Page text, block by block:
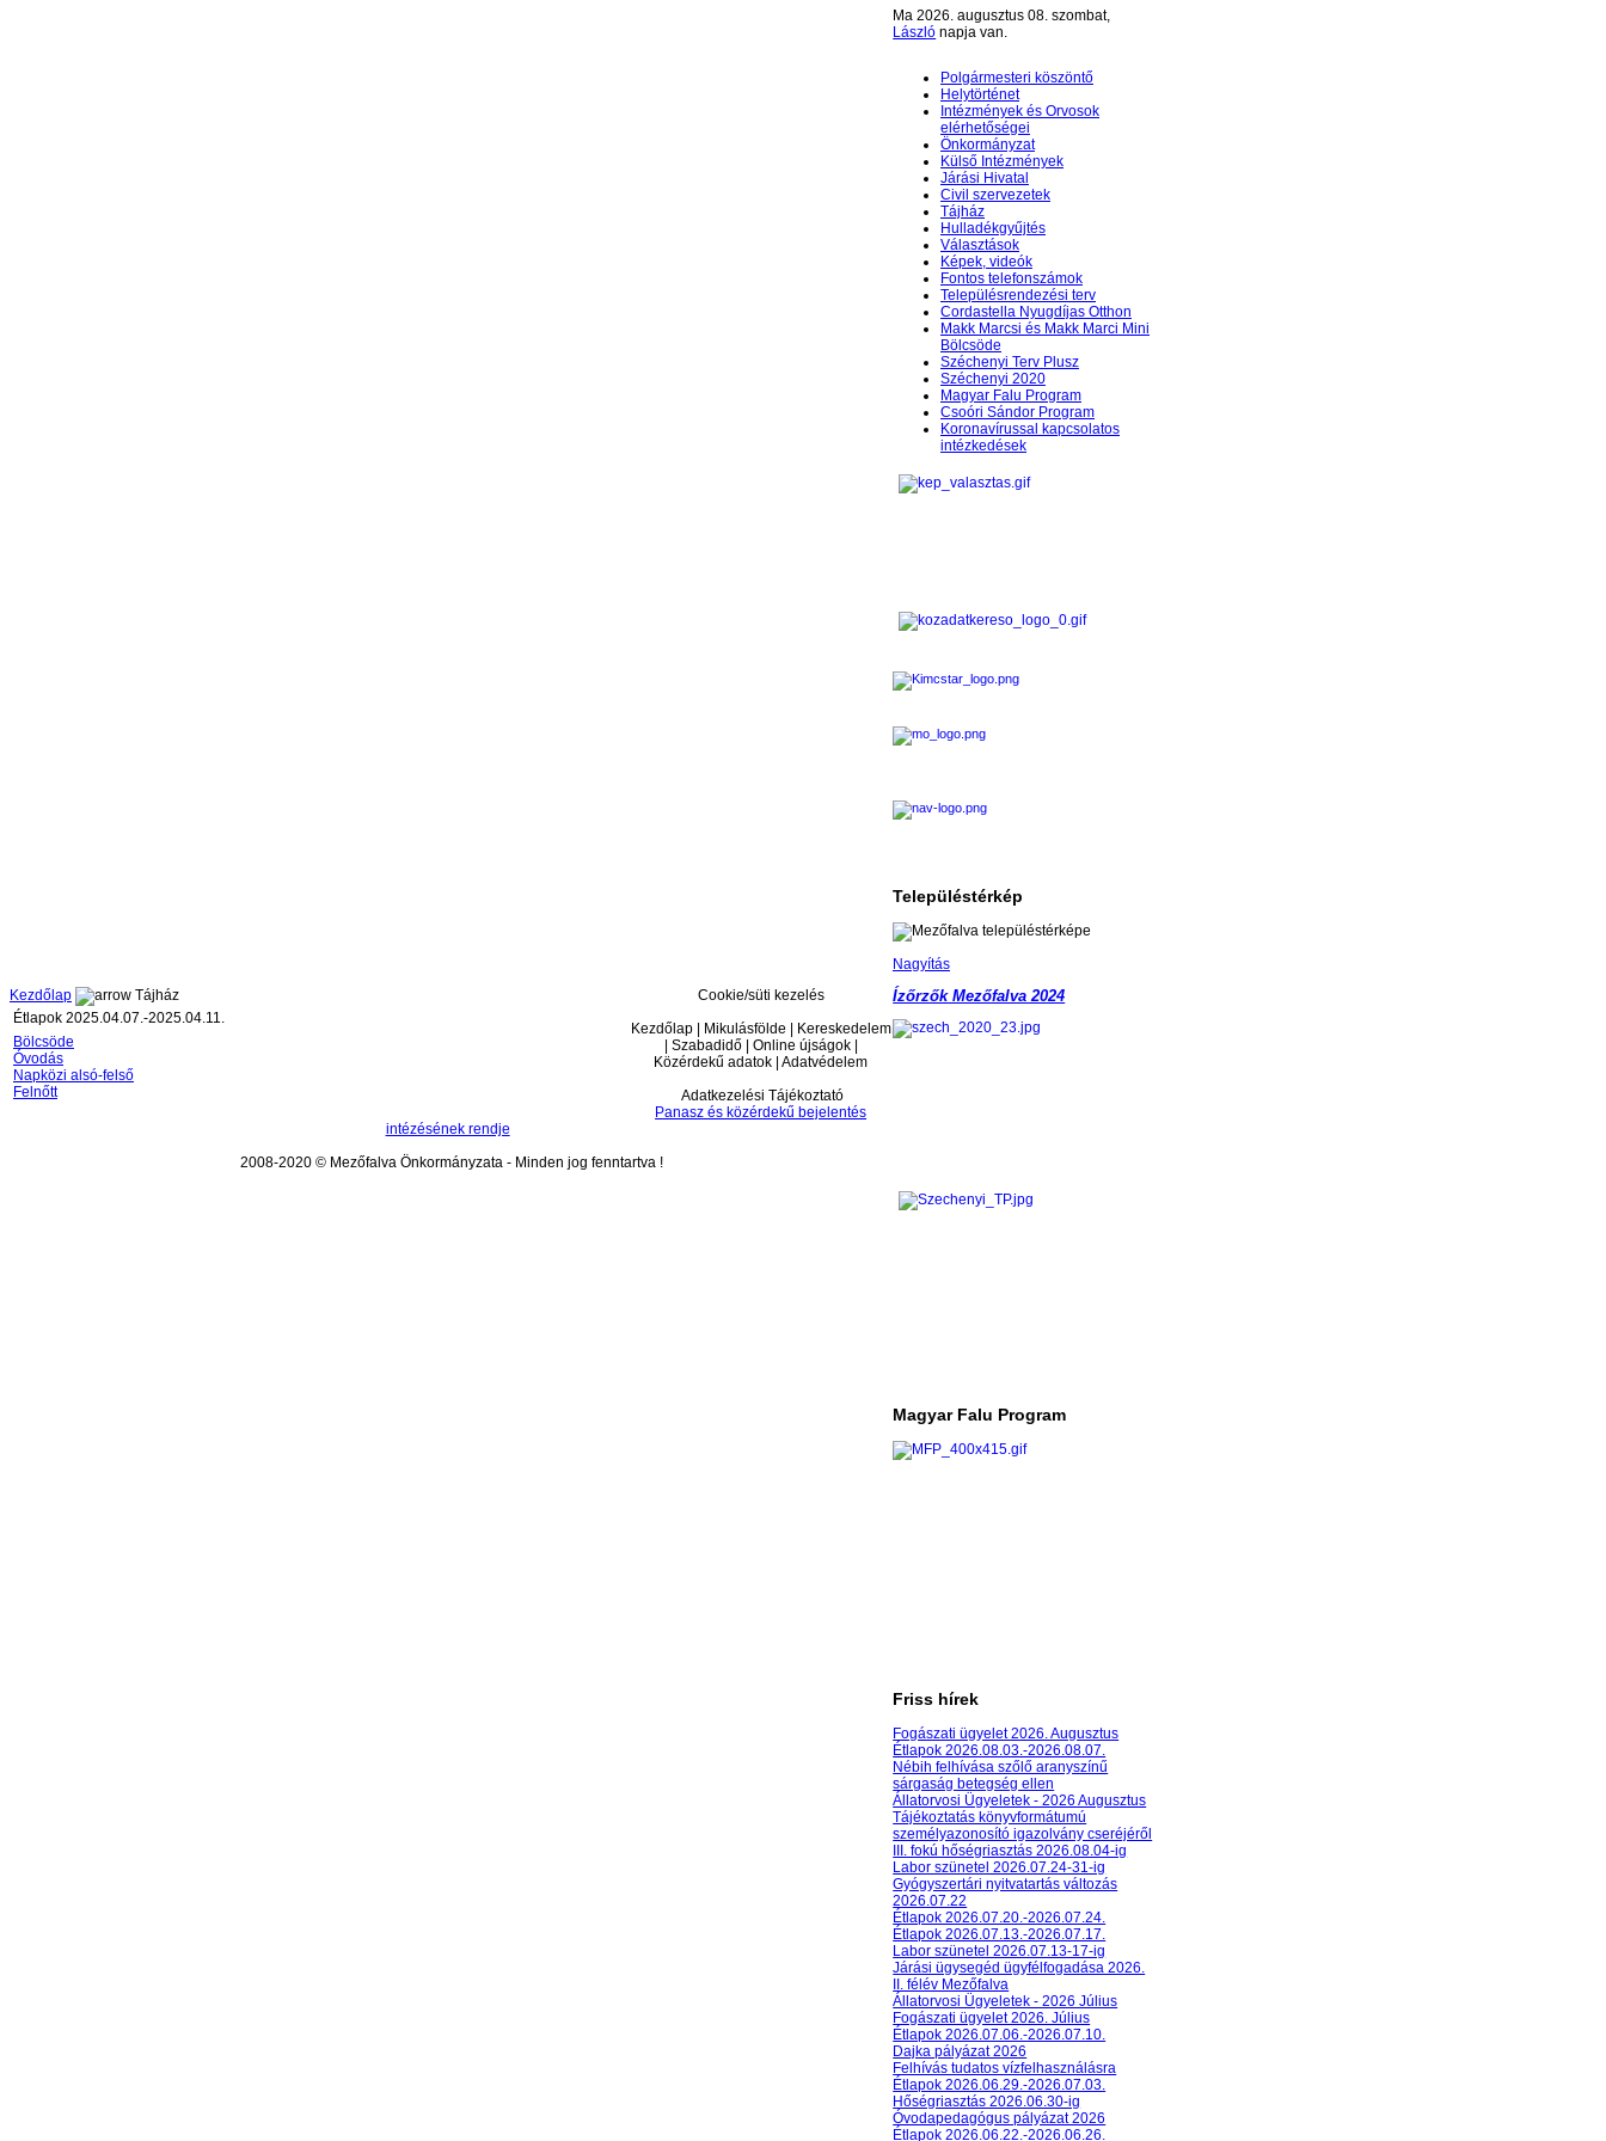
Ma 2026. augusztus 08. szombat,
László napja van.
Polgármesteri köszöntő
Helytörténet
Intézmények és Orvosok
elérhetőségei
Önkormányzat
Külső Intézmények
Járási Hivatal
Civil szervezetek
Tájház
Hulladékgyűjtés
Választások
Képek, videók
Fontos telefonszámok
Településrendezési terv
Cordastella Nyugdíjas Otthon
Makk Marcsi és Makk Marci Mini
Bölcsöde
Széchenyi Terv Plusz
Széchenyi 2020
Magyar Falu Program
Csoóri Sándor Program
Koronavírussal kapcsolatos
intézkedések
Településtérkép
Nagyítás
Kezdőlap
Tájház
Étlapok 2025.04.07.-2025.04.11.
Bölcsöde
Óvodás
Napközi alsó-felső
Felnőtt
Ízőrzők Mezőfalva 2024
Magyar Falu Program
Friss hírek
Fogászati ügyelet 2026. Augusztus
Étlapok 2026.08.03.-2026.08.07.
Nébih felhívása szőlő aranyszínű
sárgaság betegség ellen
Állatorvosi Ügyeletek - 2026 Augusztus
Tájékoztatás könyvformátumú
személyazonosító igazolvány cseréjéről
III. fokú hőségriasztás 2026.08.04-ig
Labor szünetel 2026.07.24-31-ig
Gyógyszertári nyitvatartás változás
2026.07.22
Étlapok 2026.07.20.-2026.07.24.
Étlapok 2026.07.13.-2026.07.17.
Labor szünetel 2026.07.13-17-ig
Járási ügysegéd ügyfélfogadása 2026.
II. félév Mezőfalva
Állatorvosi Ügyeletek - 2026 Július
Fogászati ügyelet 2026. Július
Étlapok 2026.07.06.-2026.07.10.
Dajka pályázat 2026
Felhívás tudatos vízfelhasználásra
Étlapok 2026.06.29.-2026.07.03.
Hőségriasztás 2026.06.30-ig
Óvodapedagógus pályázat 2026
Étlapok 2026.06.22.-2026.06.26.
Cookie/süti kezelés
Kezdőlap | Mikulásfölde | Kereskedelem
| Szabadidő | Online újságok |
Közérdekű adatok | Adatvédelem
Adatkezelési Tájékoztató
Panasz és közérdekű bejelentés
intézésének rendje
2008-2020 © Mezőfalva Önkormányzata - Minden jog fenntartva !